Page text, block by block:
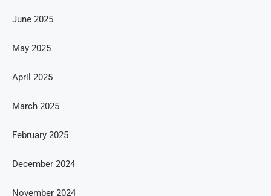
June 2025
May 2025
April 2025
March 2025
February 2025
December 2024
November 2024